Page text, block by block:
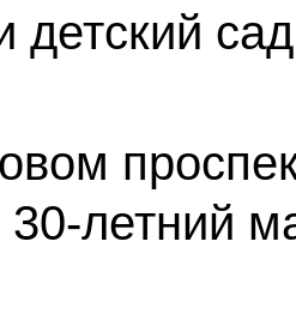
детский сад
летний